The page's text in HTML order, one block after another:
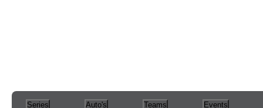
Series Auto's Teams Events